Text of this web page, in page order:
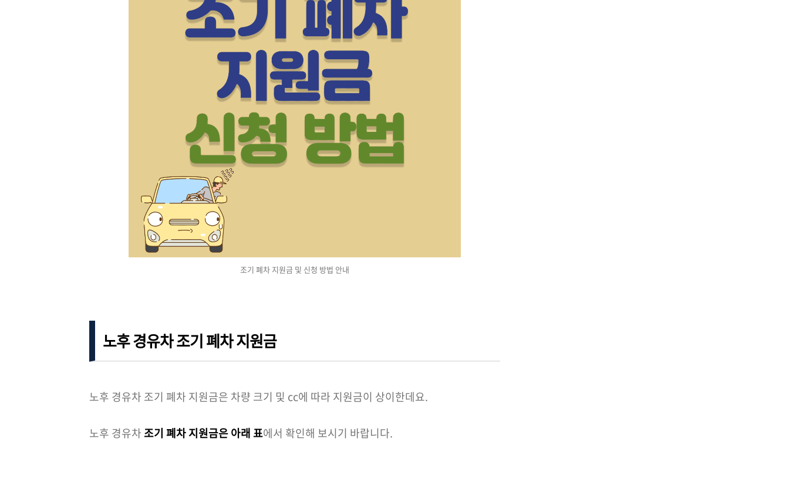
조기 폐차 지원금 및 신청 방법 안내
노후 경유차 조기 폐차 지원금
노후 경유차 조기 폐차 지원금은 차량 크기 및 cc에 따라 지원금이 상이한데요.
노후 경유차 조기 폐차 지원금은 아래 표에서 확인해 보시기 바랍니다.